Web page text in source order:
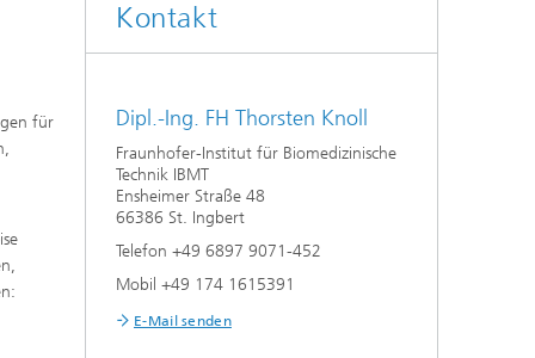
für
Kontakt
Dipl.-Ing. FH Thorsten Knoll
Fraunhofer-Institut für Biomedizinische
Technik IBMT
Ensheimer Straße 48
66386 St. Ingbert
Telefon +49 6897 9071-452
Mobil +49 174 1615391
E-Mail senden